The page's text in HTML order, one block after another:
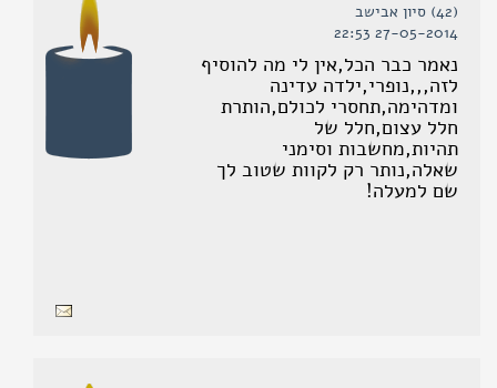
(42) סיון אבישב
27-05-2014 22:53
נאמר כבר הכל,אין לי מה להוסיף
לזה,,,נופרי,ילדה עדינה
ומדהימה,תחסרי לכולם,הותרת
חלל עצום,חלל של
תהיות,מחשבות וסימני
שאלה,נותר רק לקוות שטוב לך
שם למעלה!